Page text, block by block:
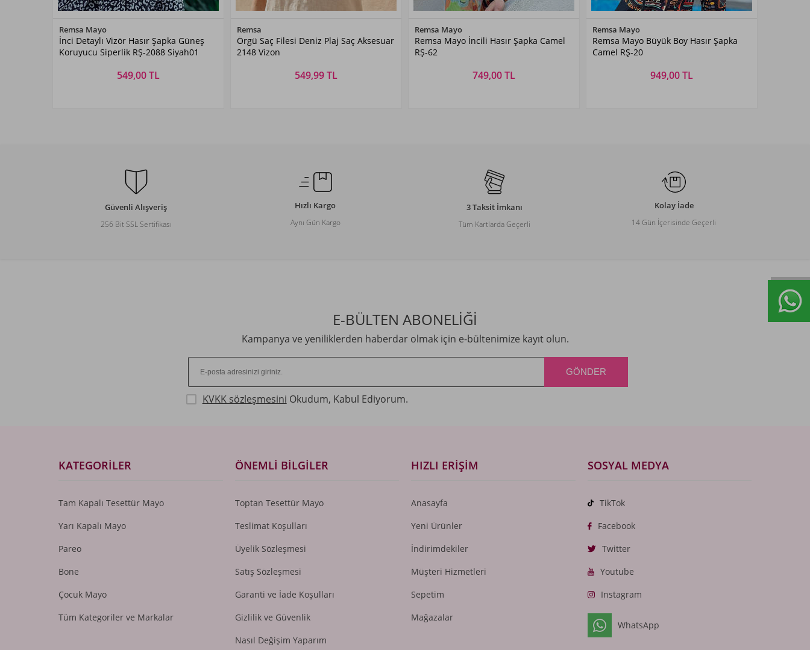
Siyah01
Remsa Mayo
İnci Detaylı Vizör Hasır Şapka Güneş
Koruyucu Siperlik RŞ-2088 Siyah01
549,00 TL
VİZON
Remsa
Örgü Saç Filesi Deniz Plaj Saç Aksesuar
2148 Vizon
549,99 TL
Camel
Remsa Mayo
Remsa Mayo İncili Hasır Şapka Camel
RŞ-62
749,00 TL
Kahverengi
Remsa Mayo
Remsa Mayo Büyük Boy Hasır Şapka
Camel RŞ-20
949,00 TL
Güvenli Alışveriş
256 Bit SSL Sertifikası
Hızlı Kargo
Aynı Gün Kargo
3 Taksit İmkanı
Tüm Kartlarda Geçerli
Kolay İade
14 Gün İçerisinde Geçerli
E-BÜLTEN ABONELİĞİ
Kampanya ve yeniliklerden haberdar olmak için e-bültenimize kayıt olun.
KVKK sözleşmesini Okudum, Kabul Ediyorum.
KATEGORILER
Tam Kapalı Tesettür Mayo
Yarı Kapalı Mayo
Pareo
Bone
Çocuk Mayo
Tüm Kategoriler ve Markalar
ÖNEMLI BILGILER
Toptan Tesettür Mayo
Teslimat Koşulları
Üyelik Sözleşmesi
Satış Sözleşmesi
Garanti ve İade Koşulları
Gizlilik ve Güvenlik
Nasıl Değişim Yaparım
HIZLI ERIŞIM
Anasayfa
Yeni Ürünler
İndirimdekiler
Müşteri Hizmetleri
Sepetim
Mağazalar
SOSYAL MEDYA
TikTok
Facebook
Twitter
Youtube
Instagram
WhatsApp